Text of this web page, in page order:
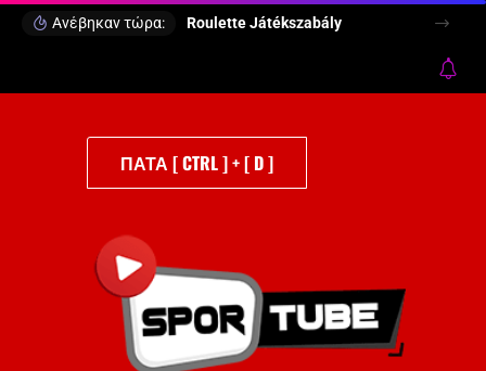
Ανέβηκαν τώρα: Roulette Játékszabály
ΠΑΤΑ [ CTRL ] + [ D ]